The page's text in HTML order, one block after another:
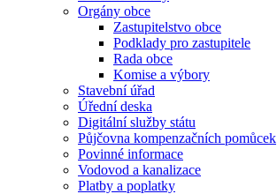
Orgány obce
Zastupitelstvo obce
Podklady pro zastupitele
Rada obce
Komise a výbory
Stavební úřad
Úřední deska
Digitální služby státu
Půjčovna kompenzačních pomůcek
Povinné informace
Vodovod a kanalizace
Platby a poplatky